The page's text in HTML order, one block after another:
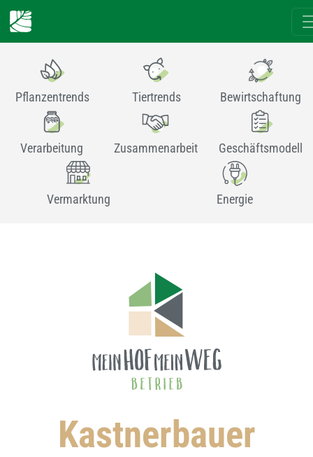
Pflanzentrends Tiertrends Bewirtschaftung
Verarbeitung Zusammenarbeit Geschäftsmodell
Vermarktung Energie
Kastnerbauer